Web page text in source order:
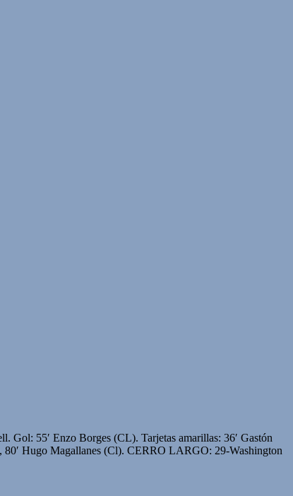
Gol: 55′ Enzo Borges (CL). Tarjetas amarillas: 36′ Gastón
Hugo Magallanes (Cl). CERRO LARGO: 29-Washington